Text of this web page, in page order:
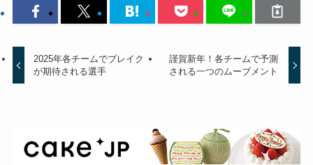
2025年各チームでブレイク
が期待される選手
謹賀新年！各チームで予測
される一つのムーブメント